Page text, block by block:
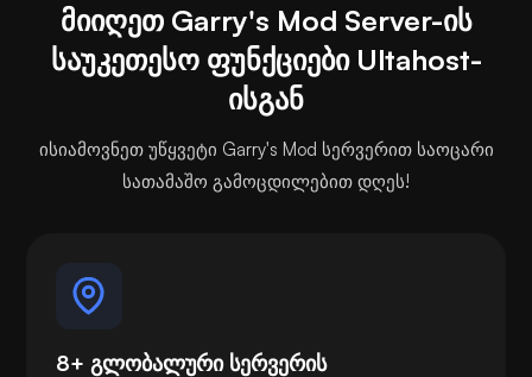
მიიღეთ Garry's Mod Server-ის
საუკეთესო ფუნქციები Ultahost-
ისგან
ისიამოვნეთ უწყვეტი Garry's Mod სერვერით საოცარი
სათამაშო გამოცდილებით დღეს!
8+ გლობალური სერვერის